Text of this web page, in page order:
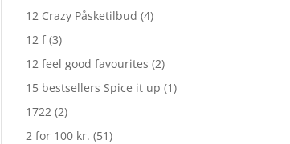
12 Crazy Påsketilbud (4)
12 f (3)
12 feel good favourites (2)
15 bestsellers Spice it up (1)
1722 (2)
2 for 100 kr. (51)